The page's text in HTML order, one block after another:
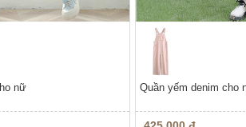
nữ Quần yếm denim cho